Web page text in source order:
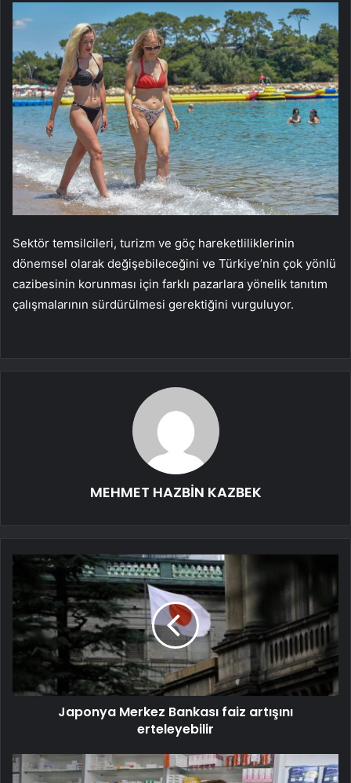
Sektör temsilcileri, turizm ve göç hareketliliklerinin
dönemsel olarak değişebileceğini ve Türkiye’nin çok yönlü
cazibesinin korunması için farklı pazarlara yönelik tanıtım
çalışmalarının sürdürülmesi gerektiğini vurguluyor.
MEHMET HAZBİN KAZBEK
Japonya Merkez Bankası faiz artışını
erteleyebilir